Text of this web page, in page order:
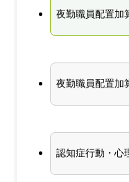
夜勤職員配置
夜勤職員配置
認知症行動・心